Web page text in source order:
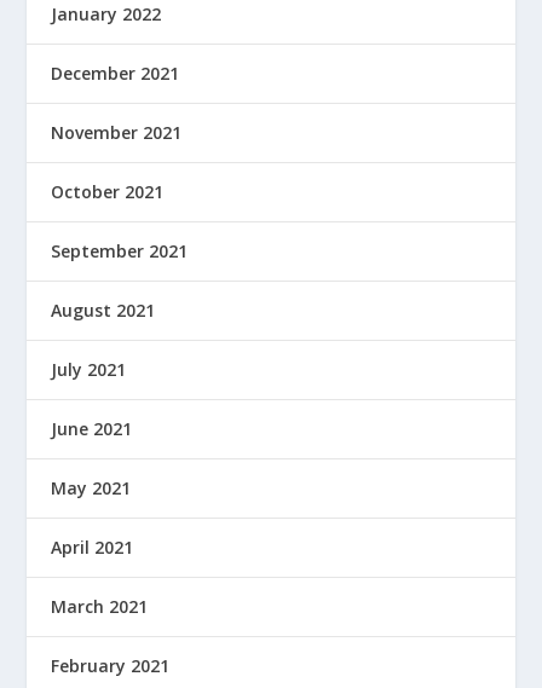
January 2022
December 2021
November 2021
October 2021
September 2021
August 2021
July 2021
June 2021
May 2021
April 2021
March 2021
February 2021